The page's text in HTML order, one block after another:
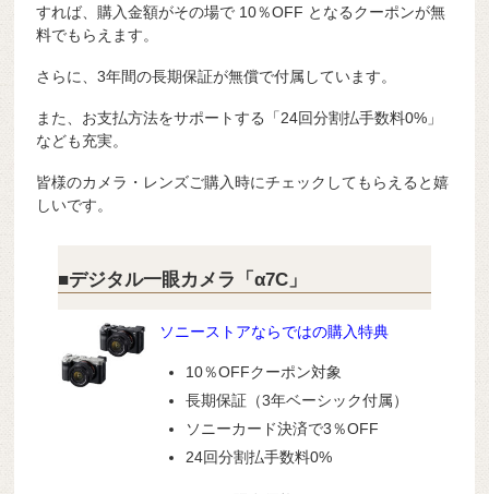
すれば、購入金額がその場で 10％OFF となるクーポンが無
料でもらえます。
さらに、3年間の長期保証が無償で付属しています。
また、お支払方法をサポートする「24回分割払手数料0%」
なども充実。
皆様のカメラ・レンズご購入時にチェックしてもらえると嬉
しいです。
■デジタル一眼カメラ「α7C」
ソニーストアならではの購入特典
10％OFFクーポン対象
長期保証（3年ベーシック付属）
ソニーカード決済で3％OFF
24回分割払手数料0%